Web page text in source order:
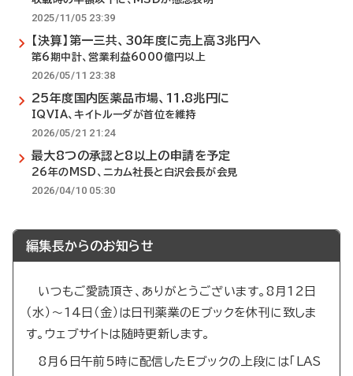
2025/11/05 23:39
【決算】第一三共、30年度に売上高3兆円へ
第6期中計、営業利益6000億円以上
2026/05/11 23:38
25年度国内医薬品市場、11.8兆円に
IQVIA、キイトルーダが首位を維持
2026/05/21 21:24
最大8つの承認と8以上の申請を予定
26年のMSD、ニカム社長と白沢会長が会見
2026/04/10 05:30
編集長からのお知らせ
いつもご愛読頂き、ありがとうございます。8月12日
（水）～14日（金）は日刊薬業のEブックを休刊に致しま
す。ウェブサイトは随時更新します。
8月6日午前5時に配信したEブックの上段には「LAS